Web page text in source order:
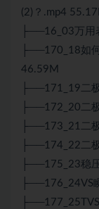
(2)？.mp4
├──16_03万用
├──170_18如
46.59M
├──171_19二
├──172_20二
├──173_21二
├──174_22二
├──175_23稳
├──176_24VS